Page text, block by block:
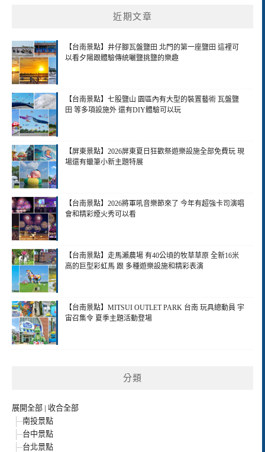
近期文章
【台南景點】井仔腳瓦盤鹽田 北門的第一座鹽田 這裡可
以看夕陽跟體驗傳統曬鹽挑鹽的樂趣
【台南景點】七股鹽山 園區內有大型的裝置藝術 瓦盤鹽
田 等多項設施外 還有DIY體驗可以玩
【屏東景點】2026屏東夏日狂歡祭遊樂設施全部免費玩 現
場還有蠟筆小新主題特展
【台南景點】2026將軍吼音樂節來了 今年有超強卡司演唱
會和精彩煙火秀可以看
【台南景點】走馬瀨農場 有40公頃的牧草草原 全新16米
高的巨型彩虹馬 跟 多種遊樂設施和精彩表演
【台南景點】MITSUI OUTLET PARK 台南 玩具總動員 宇
宙召集令 夏季主題活動登場
分類
展開全部 | 收合全部
南投景點
台中景點
台北景點